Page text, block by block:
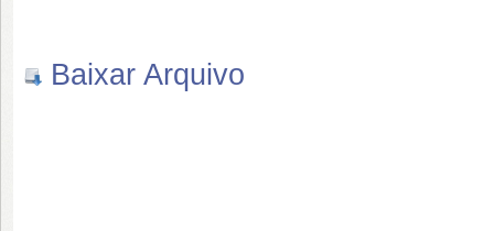
Baixar Arquivo